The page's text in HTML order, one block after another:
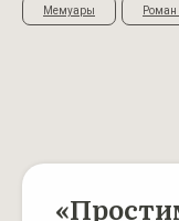
Мемуары Роман